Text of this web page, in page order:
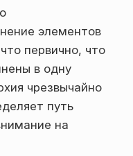
элементов
первично, что
в одну
чрезвычайно
путь
на